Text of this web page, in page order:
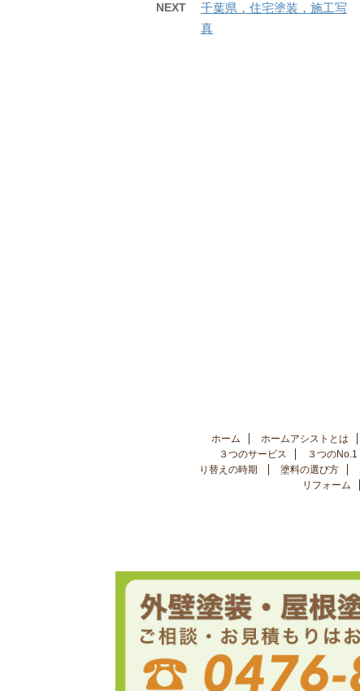
NEXT
千葉県，住宅塗装，施工写
真
ホーム ホームアシストとは
３つのサービス
３つのNo.1
り替えの時期
塗料の選び方
リフォーム